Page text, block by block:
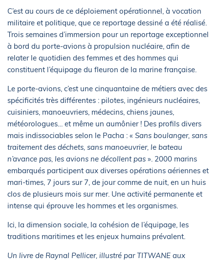
C’est au cours de ce déploiement opérationnel, à vocation
militaire et politique, que ce reportage dessiné a été réalisé.
Trois semaines d’immersion pour un reportage exceptionnel
à bord du porte-avions à propulsion nucléaire, afin de
relater le quotidien des femmes et des hommes qui
constituent l’équipage du fleuron de la marine française.
Le porte-avions, c’est une cinquantaine de métiers avec des
spécificités très différentes : pilotes, ingénieurs nucléaires,
cuisiniers, manoeuvriers, médecins, chiens jaunes,
météorologues… et même un aumônier ! Des profils divers
mais indissociables selon le Pacha : « Sans boulanger, sans
traitement des déchets, sans manoeuvrier, le bateau
n’avance pas, les avions ne décollent pas ». 2000 marins
embarqués participent aux diverses opérations aériennes et
mari-times, 7 jours sur 7, de jour comme de nuit, en un huis
clos de plusieurs mois sur mer. Une activité permanente et
intense qui éprouve les hommes et les organismes.
Ici, la dimension sociale, la cohésion de l’équipage, les
traditions maritimes et les enjeux humains prévalent.
Un livre de Raynal Pellicer, illustré par TITWANE aux